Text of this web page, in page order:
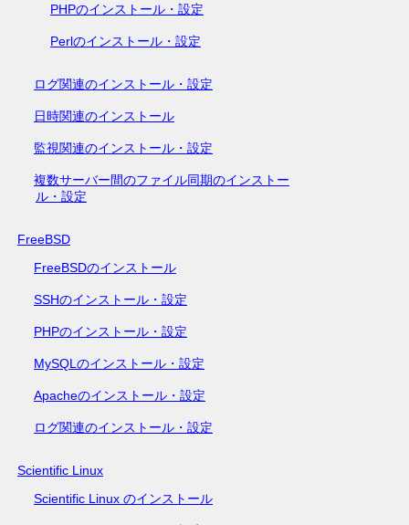
PHPのインストール・設定
Perlのインストール・設定
ログ関連のインストール・設定
日時関連のインストール
監視関連のインストール・設定
複数サーバー間のファイル同期のインストー
ル・設定
FreeBSD
FreeBSDのインストール
SSHのインストール・設定
PHPのインストール・設定
MySQLのインストール・設定
Apacheのインストール・設定
ログ関連のインストール・設定
Scientific Linux
Scientific Linux のインストール